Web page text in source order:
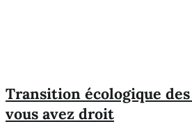
Transition écologique
vous avez droit